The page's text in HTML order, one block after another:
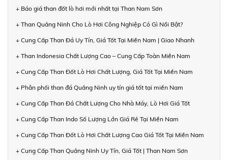
+ Báo giá than đốt lò hơi mới nhất tại Than Nam Sơn
+ Than Quảng Ninh Cho Lò Hơi Công Nghiệp Có Gì Nổi Bật?
+ Cung Cấp Than Đá Uy Tín, Giá Tốt Tại Miền Nam | Giao Nhanh
+ Than Indonesia Chất Lượng Cao – Cung Cấp Toàn Miền Nam
+ Cung Cấp Than Đốt Lò Hơi Chất Lượng, Giá Tốt Tại Miền Nam
+ Phân phối than đá Quảng Ninh uy tín giá tốt tại miền Nam
+ Cung Cấp Than Đá Chất Lượng Cho Nhà Máy, Lò Hơi Giá Tốt
+ Cung Cấp Than Indo Số Lượng Lớn Giá Rẻ Tại Miền Nam
+ Cung Cấp Than Đốt Lò Hơi Chất Lượng Cao Giá Tốt Tại Miền Nam
+ Cung Cấp Than Quảng Ninh Uy Tín, Giá Tốt | Than Nam Sơn